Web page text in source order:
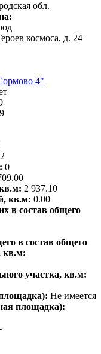
обл.
космоса, д. 24
4"
9
0
2 937.10
кв.м: 0.00
в состав общего
в состав общего
кв.м:
участка, кв.м:
Не имеется
площадка):